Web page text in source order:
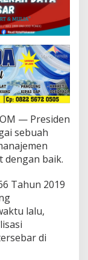
— Presiden
sebuah
dengan baik.
Tahun 2019
lalu,
di